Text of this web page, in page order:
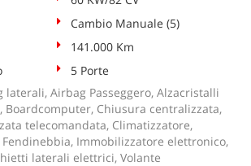
Cambio Manuale (5)
141.000 Km
5 Porte
laterali, Airbag Passeggero, Alzacristalli
Boardcomputer, Chiusura centralizzata,
telecomandata, Climatizzatore,
Immobilizzatore elettronico,
laterali elettrici, Volante